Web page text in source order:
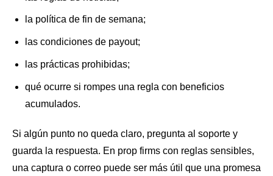
la política de fin de semana;
las condiciones de payout;
las prácticas prohibidas;
qué ocurre si rompes una regla con beneficios
acumulados.
Si algún punto no queda claro, pregunta al soporte y
guarda la respuesta. En prop firms con reglas sensibles,
una captura o correo puede ser más útil que una promesa